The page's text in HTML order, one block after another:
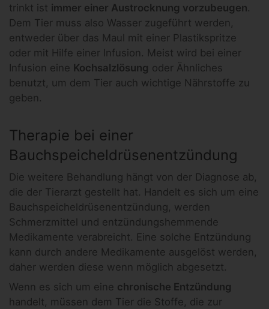
trinkt ist immer einer Austrocknung vorzubeugen.
Dem Tier muss also Wasser zugeführt werden,
entweder über das Maul mit einer Plastikspritze
oder mit Hilfe einer Infusion. Meist wird bei einer
Infusion eine Kochsalzlösung oder Ähnliches
benutzt, um dem Tier auch wichtige Nährstoffe zu
geben.
Therapie bei einer
Bauchspeicheldrüsenentzündung
Die weitere Behandlung hängt von der Diagnose ab,
die der Tierarzt gestellt hat. Handelt es sich um eine
Bauchspeicheldrüsenentzündung, werden
Schmerzmittel und entzündungshemmende
Medikamente verabreicht. Eine solche Entzündung
kann durch andere Medikamente ausgelöst werden,
daher werden diese wenn möglich abgesetzt.
Wenn es sich um eine chronische Entzündung
handelt, müssen dem Tier die Stoffe, die zur